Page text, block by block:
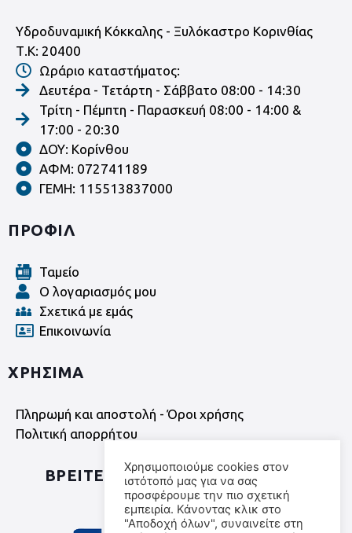
Υδροδυναμική Κόκκαλης - Ξυλόκαστρο Κορινθίας
Τ.Κ: 20400
Ωράριο καταστήματος:
Δευτέρα - Τετάρτη - Σάββατο 08:00 - 14:30
Τρίτη - Πέμπτη - Παρασκευή 08:00 - 14:00 &
17:00 - 20:30
ΔΟΥ: Κορίνθου
ΑΦΜ: 072741189
ΓΕΜΗ: 115513837000
ΠΡΟΦΙΛ
Ταμείο
Ο λογαριασμός μου
Σχετικά με εμάς
Επικοινωνία
ΧΡΗΣΙΜΑ
Πληρωμή και αποστολή - Όροι χρήσης
Πολιτική απορρήτου
ΒΡΕΙΤΕ ΜΑΣ ΣΤΑ SOCIAL MEDIA
Χρησιμοποιούμε cookies στον
ιστότοπό μας για να σας
προσφέρουμε την πιο σχετική
εμπειρία. Κάνοντας κλικ στο
"Αποδοχή όλων", συναινείτε στη